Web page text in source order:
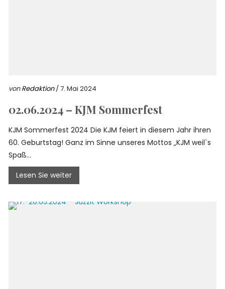
vonRedaktion / 7. Mai 2024
02.06.2024 – KJM Sommerfest
KJM Sommerfest 2024 Die KJM feiert in diesem Jahr ihren
60. Geburtstag! Ganz im Sinne unseres Mottos „KJM weil`s
Spaß...
Lesen Sie weiter